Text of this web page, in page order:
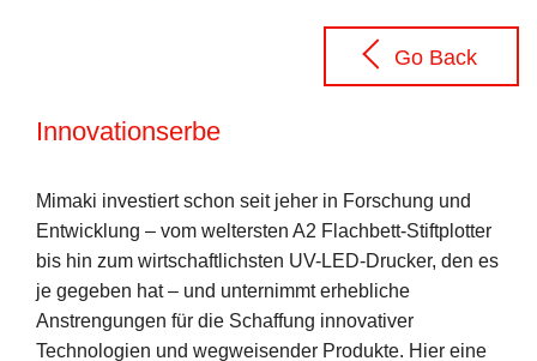
Go Back
Innovationserbe
Mimaki investiert schon seit jeher in Forschung und
Entwicklung – vom weltersten A2 Flachbett-Stiftplotter
bis hin zum wirtschaftlichsten UV-LED-Drucker, den es
je gegeben hat – und unternimmt erhebliche
Anstrengungen für die Schaffung innovativer
Technologien und wegweisender Produkte. Hier eine